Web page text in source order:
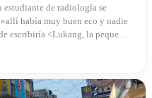
estudiante de radiología se
había muy buen eco y nadie
escribiría <Lukang, la pequeña
de Oriente>, y formularía
en veintinueve años. A los